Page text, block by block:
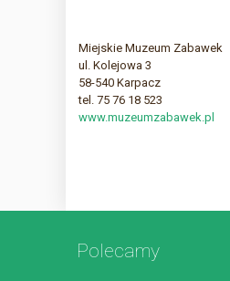
Miejskie Muzeum Zabawek
ul. Kolejowa 3
58-540 Karpacz
tel. 75 76 18 523
www.muzeumzabawek.pl
Polecamy